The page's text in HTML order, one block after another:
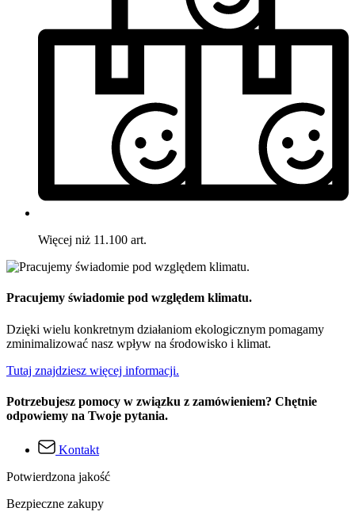
Więcej niż 11.100 art.
Pracujemy świadomie pod względem klimatu.
Dzięki wielu konkretnym działaniom ekologicznym pomagamy
zminimalizować nasz wpływ na środowisko i klimat.
Tutaj znajdziesz więcej informacji.
Potrzebujesz pomocy w związku z zamówieniem? Chętnie
odpowiemy na Twoje pytania.
Kontakt
Potwierdzona jakość
Bezpieczne zakupy